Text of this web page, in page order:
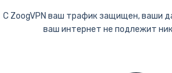
С ZoogVPN ваш трафик защищен, ваши
ваш интернет не подлежит